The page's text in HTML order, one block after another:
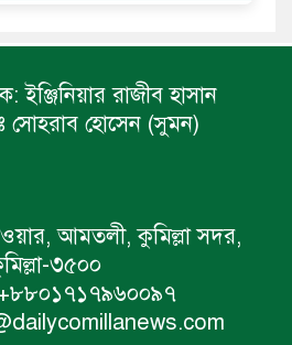
ইঞ্জিনিয়ার রাজীব হাসান
সোহরাব হোসেন (সুমন)
আমতলী, কুমিল্লা সদর,
৩৫০০